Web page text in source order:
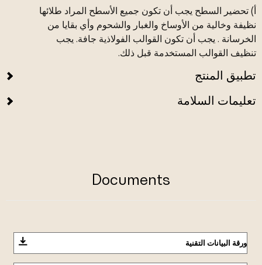
أ) تحضير السطح يجب أن تكون جميع الأسطح المراد طلائها
نظيفة وخالية من الأوساخ والغبار والشحوم وأي بقايا من
الخرسانة . يجب أن تكون القوالب الفولاذية جافة. يجب
تنظيف القوالب المستخدمة قبل ذلك.
تطبيق المنتج
تعليمات السلامة
Documents
ورقة البيانات التقنية